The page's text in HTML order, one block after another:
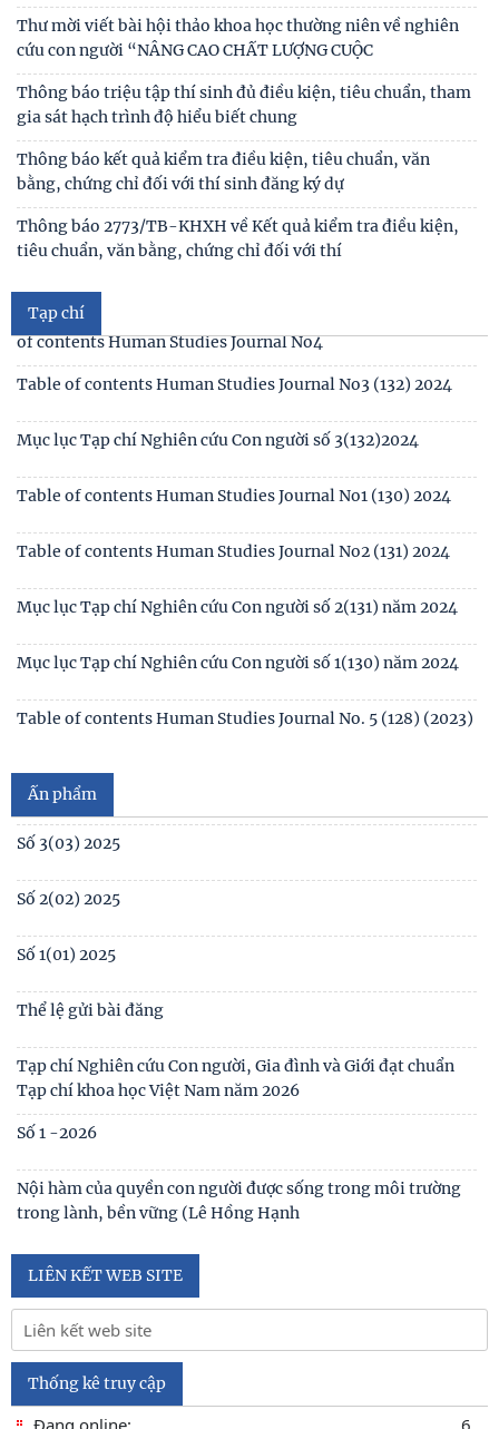
Chủ tịch Viện Hàn lâm Khoa học xã hội Việt Nam thăm và
làm việc tại Viện Khoa học Kinh tế và Xã hội
Thông báo
Thư mời viết bài Hội thảo khoa học quốc tế “Gia đình Châu
Á trong bối cảnh hội nhập quốc tế và
Thư mời viết báo cáo tham luận Hội thảo khoa học quốc gia
“Xu hướng biến đổi của gia đình Việt Nam
Công bố công khai dự toán ngân sách nhà nước năm 2026
của Viện Nghiên cứu Con người, Gia đình và
Công khai thông tin nhiệm vụ cấp Cơ sở 2025
Thư mời viết bài hội thảo khoa học thường niên về nghiên
cứu con người “NÂNG CAO CHẤT LƯỢNG CUỘC
Thông báo triệu tập thí sinh đủ điều kiện, tiêu chuẩn, tham
gia sát hạch trình độ hiểu biết chung
Thông báo kết quả kiểm tra điều kiện, tiêu chuẩn, văn
bằng, chứng chỉ đối với thí sinh đăng ký dự
Thông báo 2773/TB-KHXH về Kết quả kiểm tra điều kiện,
Mục lục tạp chí Nghiên cứu Con người số 6 (135) 2024/Table
Mục lục tạp chí Nghiên cứu Con người số 5 (134) 2024 /Table
of contents Human Studies Journal No4
Table of contents Human Studies Journal No2 (131) 2024
Mục lục Tạp chí Nghiên cứu Con người số 2(131) năm 2024
Mục lục Tạp chí Nghiên cứu Con người số 1(130) năm 2024
Table of contents Human Studies Journal No. 5 (128) (2023)
Ấn phẩm
Số 3(03) 2025
Số 2(02) 2025
Số 1(01) 2025
Thể lệ gửi bài đăng
Tạp chí Nghiên cứu Con người, Gia đình và Giới đạt chuẩn
Tạp chí khoa học Việt Nam năm 2026
Số 1 -2026